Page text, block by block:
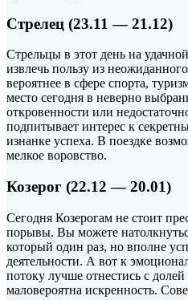
Стрелец (23.11 — 21.12)
Стрельцы в этот день на
извлечь пользу из
вероятнее в сфере спорта,
место сегодня в неверно
откровенности или
подпитывает интерес к
изнанке успеха. В поездке
мелкое воровство.
Козерог (22.12 — 20.01)
Сегодня Козерогам не стоит
порывы. Вы можете
который один раз, но вполне
деятельности. А вот к
потоку лучше отнестись с
маловероятна искренность.